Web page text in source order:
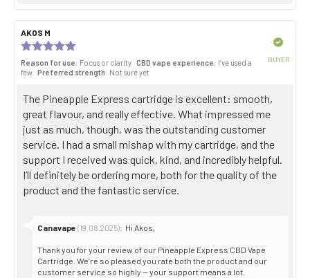
Review
author:
AKOS M
date:
5.0
out
5
stars
Reason for use: Focus or clarity CBD vape experience: I’ve used a
few Preferred strength: Not sure yet
BUYER
Review
text:
The Pineapple Express cartridge is excellent: smooth,
great flavour, and really effective. What impressed me
just as much, though, was the outstanding customer
service. I had a small mishap with my cartridge, and the
support I received was quick, kind, and incredibly helpful.
I’ll definitely be ordering more, both for the quality of the
product and the fantastic service.
Reply
Canavape (19.08.2025): Hi Akos,
Thank you for your review of our Pineapple Express CBD Vape
Cartridge. We’re so pleased you rate both the product and our
customer service so highly — your support means a lot.